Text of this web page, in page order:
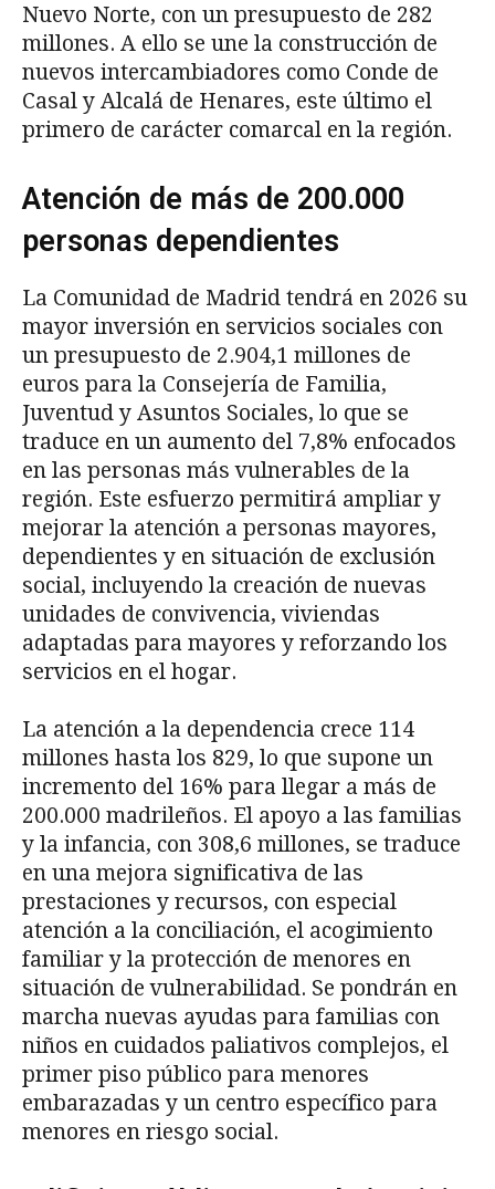
Nuevo Norte, con un presupuesto de 282
millones. A ello se une la construcción de
nuevos intercambiadores como Conde de
Casal y Alcalá de Henares, este último el
primero de carácter comarcal en la región.
Atención de más de 200.000
personas dependientes
La Comunidad de Madrid tendrá en 2026 su
mayor inversión en servicios sociales con
un presupuesto de 2.904,1 millones de
euros para la Consejería de Familia,
Juventud y Asuntos Sociales, lo que se
traduce en un aumento del 7,8% enfocados
en las personas más vulnerables de la
región. Este esfuerzo permitirá ampliar y
mejorar la atención a personas mayores,
dependientes y en situación de exclusión
social, incluyendo la creación de nuevas
unidades de convivencia, viviendas
adaptadas para mayores y reforzando los
servicios en el hogar.
La atención a la dependencia crece 114
millones hasta los 829, lo que supone un
incremento del 16% para llegar a más de
200.000 madrileños. El apoyo a las familias
y la infancia, con 308,6 millones, se traduce
en una mejora significativa de las
prestaciones y recursos, con especial
atención a la conciliación, el acogimiento
familiar y la protección de menores en
situación de vulnerabilidad. Se pondrán en
marcha nuevas ayudas para familias con
niños en cuidados paliativos complejos, el
primer piso público para menores
embarazadas y un centro específico para
menores en riesgo social.